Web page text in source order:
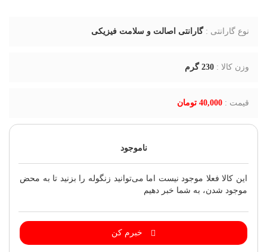
نوع گارانتی :گارانتی اصالت و سلامت فیزیکی
وزن کالا : 230 گرم
قیمت : 40,000 تومان
ناموجود
این کالا فعلا موجود نیست اما می‌توانید زنگوله را بزنید تا به محض
موجود شدن، به شما خبر دهیم
خبرم کن